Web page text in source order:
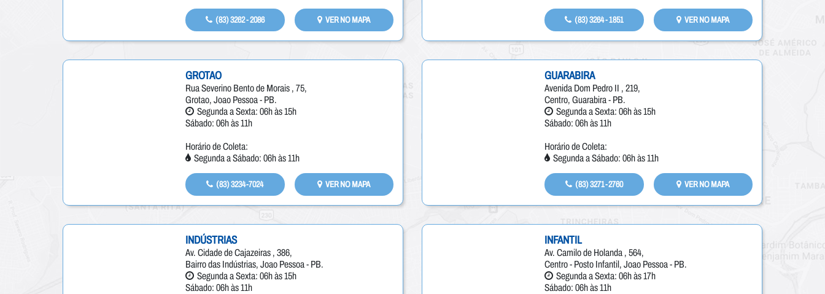
(83) 3262 - 2086 VER NO MAPA (83) 3264 - 1851 VER NO MAPA
GROTAO
Rua Severino Bento de Morais , 75,
Grotao, Joao Pessoa - PB.
Segunda a Sexta: 06h às 15h
Sábado: 06h às 11h
Horário de Coleta:
Segunda a Sábado: 06h às 11h
(83) 3234-7024 VER NO MAPA
GUARABIRA
Avenida Dom Pedro II , 219,
Centro, Guarabira - PB.
Segunda a Sexta: 06h às 15h
Sábado: 06h às 11h
Horário de Coleta:
Segunda a Sábado: 06h às 11h
(83) 3271-2760 VER NO MAPA
INDÚSTRIAS
Av. Cidade de Cajazeiras , 386,
Bairro das Indústrias, Joao Pessoa - PB.
Segunda a Sexta: 06h às 15h
Sábado: 06h às 11h
INFANTIL
Av. Camilo de Holanda , 564,
Centro - Posto Infantil, Joao Pessoa - PB.
Segunda a Sexta: 06h às 17h
Sábado: 06h às 11h